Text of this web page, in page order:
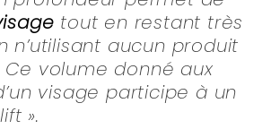
tout en restant très
n’utilisant aucun produit
volume donné aux
visage participe à un
».